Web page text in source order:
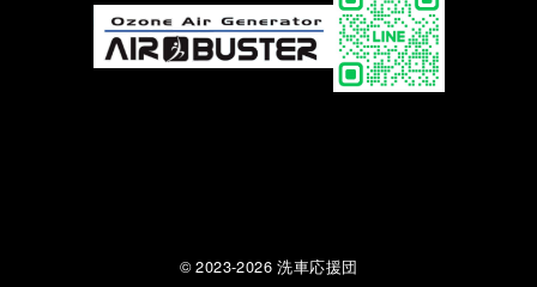
© 2023-2026 洗車応援団